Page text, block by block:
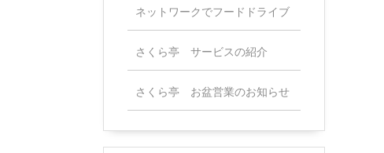
ネットワークでフードドライブ
さくら亭 サービスの紹介
さくら亭 お盆営業のお知らせ